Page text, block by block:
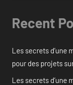
Recent
Les secrets d’une
pour des projets
Les secrets d’une